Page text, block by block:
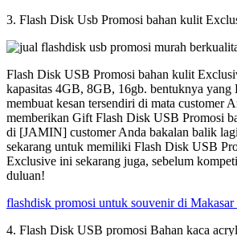
3. Flash Disk Usb Promosi bahan kulit
Flash Disk USB Promosi bahan kulit
kapasitas 4GB, 8GB, 16gb. bentuknya yang
membuat kesan tersendiri di mata customer
memberikan Gift Flash Disk USB Promosi
di [JAMIN] customer Anda bakalan balik
sekarang untuk memiliki Flash Disk USB
Exclusive ini sekarang juga, sebelum
duluan!
flashdisk promosi untuk souvenir di
4. Flash Disk USB promosi Bahan kaca